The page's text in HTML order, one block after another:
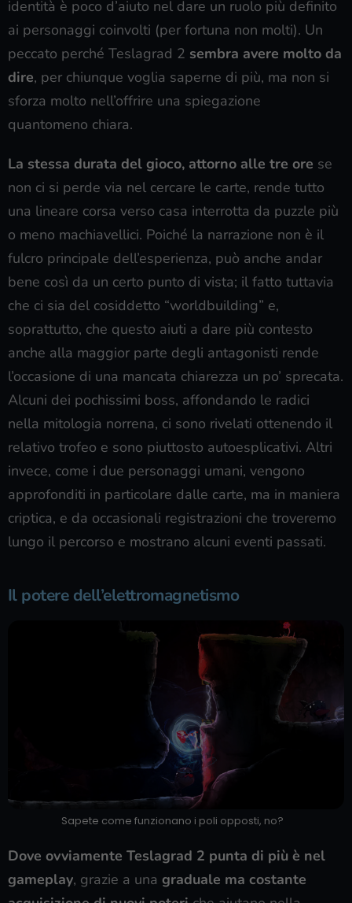
identità è poco d’aiuto nel dare un ruolo più definito
ai personaggi coinvolti (per fortuna non molti). Un
peccato perché Teslagrad 2 sembra avere molto da
dire, per chiunque voglia saperne di più, ma non si
sforza molto nell’offrire una spiegazione
quantomeno chiara.
La stessa durata del gioco, attorno alle tre ore se
non ci si perde via nel cercare le carte, rende tutto
una lineare corsa verso casa interrotta da puzzle più
o meno machiavellici. Poiché la narrazione non è il
fulcro principale dell’esperienza, può anche andar
bene così da un certo punto di vista; il fatto tuttavia
che ci sia del cosiddetto “worldbuilding” e,
soprattutto, che questo aiuti a dare più contesto
anche alla maggior parte degli antagonisti rende
l’occasione di una mancata chiarezza un po’ sprecata.
Alcuni dei pochissimi boss, affondando le radici
nella mitologia norrena, ci sono rivelati ottenendo il
relativo trofeo e sono piuttosto autoesplicativi. Altri
invece, come i due personaggi umani, vengono
approfonditi in particolare dalle carte, ma in maniera
criptica, e da occasionali registrazioni che troveremo
lungo il percorso e mostrano alcuni eventi passati.
Il potere dell’elettromagnetismo
Sapete come funzionano i poli opposti, no?
Dove ovviamente Teslagrad 2 punta di più è nel
gameplay, grazie a una graduale ma costante